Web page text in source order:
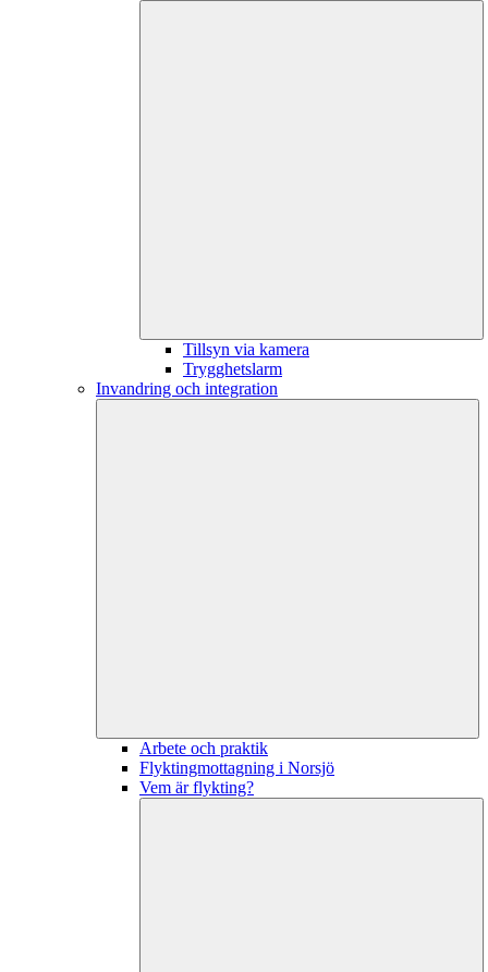
Tillsyn via kamera
Trygghetslarm
Invandring och integration
Arbete och praktik
Flyktingmottagning i Norsjö
Vem är flykting?